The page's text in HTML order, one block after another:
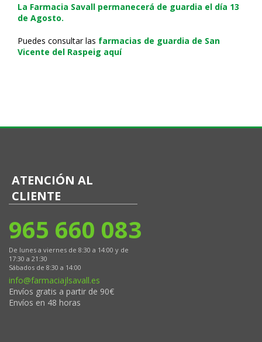
La Farmacia Savall permanecerá de guardia el día 13
de Agosto.
Puedes consultar las farmacias de guardia de San
Vicente del Raspeig aquí
ATENCIÓN AL
CLIENTE
965 660 083
De lunes a viernes de 8:30 a 14:00 y de
17:30 a 21:30
Sábados de 8:30 a 14:00
info@farmaciajlsavall.es
Envíos gratis a partir de 90€
Envíos en 48 horas